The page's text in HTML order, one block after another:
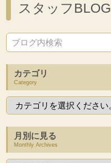
スタッフBLOG
カテゴリ
Category
月別に見る
Monthly Archives